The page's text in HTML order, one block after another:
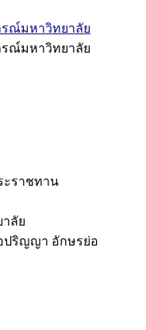
รณ์มหาวิทยาลัย
รณ์มหาวิทยาลัย
ะราชทาน
าลัย
ปริญญา อักษรย่อ